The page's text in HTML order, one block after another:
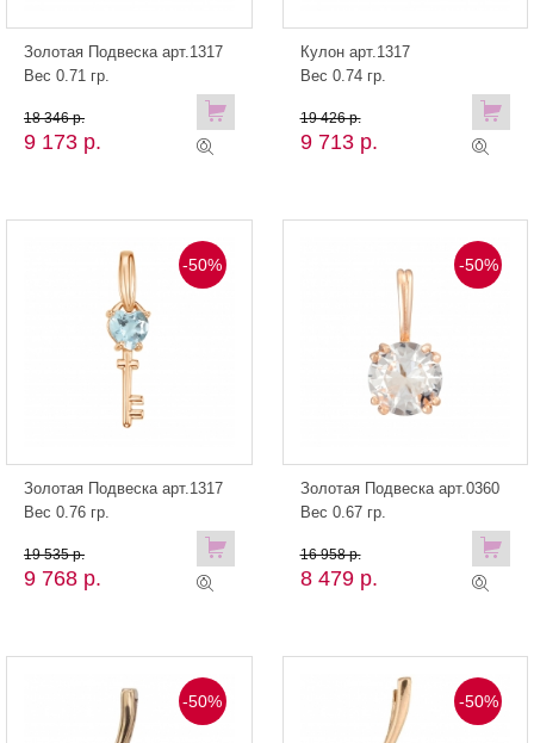
Золотая Подвеска арт.1317
Вес 0.71 гр.
9 173 р.
18 346 р.
Кулон арт.1317
Вес 0.74 гр.
9 713 р.
19 426 р.
-50%
Золотая Подвеска арт.1317
Вес 0.76 гр.
9 768 р.
19 535 р.
-50%
Золотая Подвеска арт.0360
Вес 0.67 гр.
8 479 р.
16 958 р.
-50% -50%